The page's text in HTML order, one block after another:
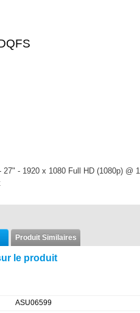
- 1920 x 1080 Full HD (1080p) @
Produit Similaires
le produit
ASU06599